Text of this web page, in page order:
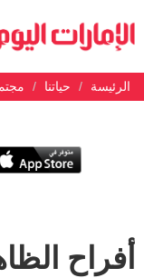
الرئيسة حياتنا
أفراح